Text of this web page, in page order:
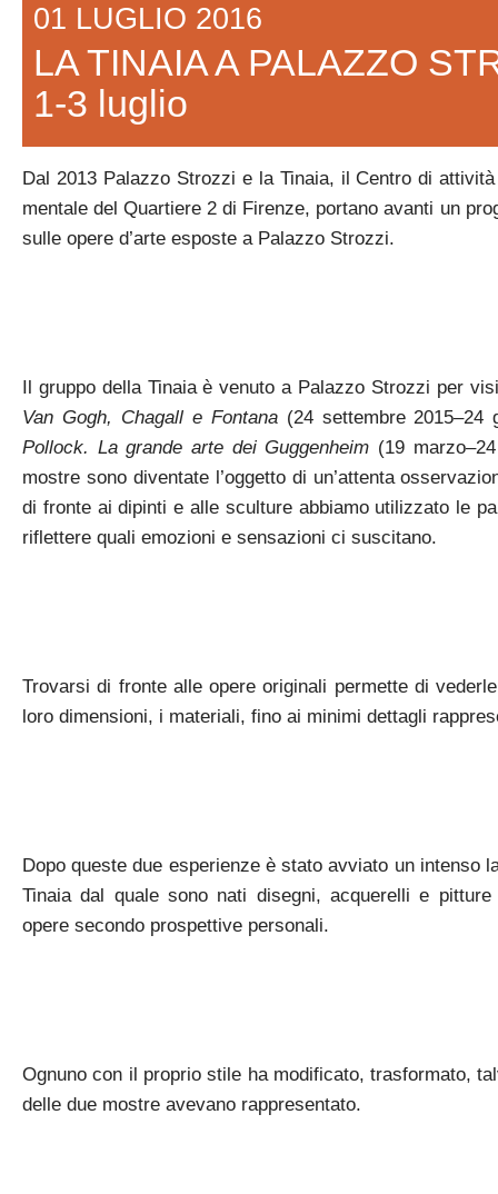
01 LUGLIO 2016
LA TINAIA A PALAZZO
1-3 luglio
Dal 2013 Palazzo Strozzi e la Tinaia, il Centro di
mentale del Quartiere 2 di Firenze, portano avanti un
sulle opere d’arte esposte a Palazzo Strozzi.
Il gruppo della Tinaia è venuto a Palazzo Strozzi per
Van Gogh, Chagall e Fontana(24 settembre 2015–24
Pollock. La grande arte dei Guggenheim (19
mostre sono diventate l’oggetto di un’attenta
di fronte ai dipinti e alle sculture abbiamo utilizzato le
riflettere quali emozioni e sensazioni ci suscitano.
Trovarsi di fronte alle opere originali permette di
loro dimensioni, i materiali, fino ai minimi dettagli
Dopo queste due esperienze è stato avviato un intenso
Tinaia dal quale sono nati disegni, acquerelli e
opere secondo prospettive personali.
Ognuno con il proprio stile ha modificato, trasformato,
delle due mostre avevano rappresentato.